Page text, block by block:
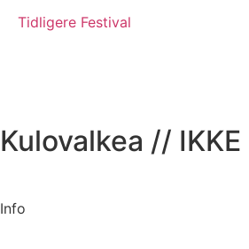
Tidligere Festival
Kulovalkea // IKKE
Info